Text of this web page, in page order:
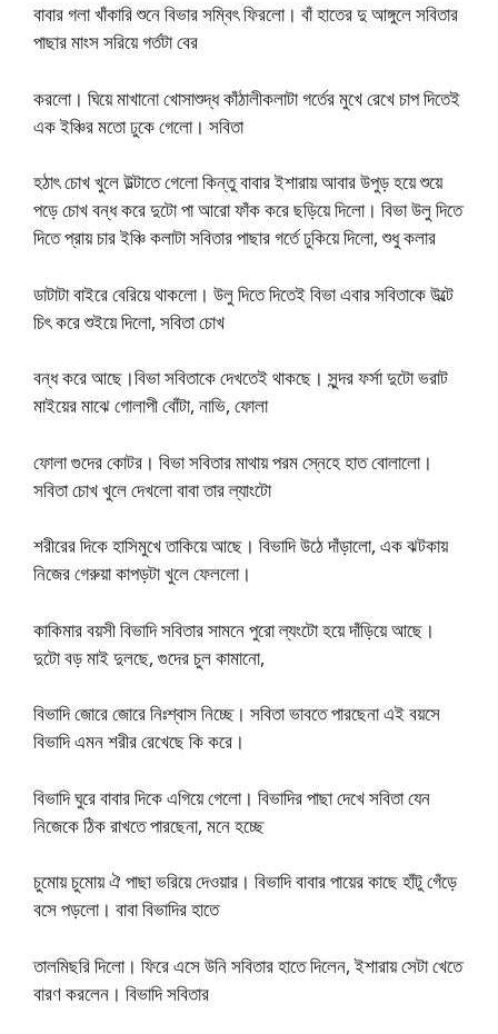
বাবার গলা খাঁকারি শুনে বিভার সম্বিৎ ফিরলো। বাঁ হাতের দু আঙ্গুলে সবিতার
পাছার মাংস সরিয়ে গর্তটা বের
করলো। ঘিয়ে মাখানো খোসাশুদ্ধ কাঁঠালীকলাটা গর্তের মুখে রেখে চাপ দিতেই
এক ইঞ্চির মতো ঢুকে গেলো। সবিতা
হঠাৎ চোখ খুলে উল্টাতে গেলো কিন্তু বাবার ইশারায় আবার উপুড় হয়ে শুয়ে
পড়ে চোখ বন্ধ করে দুটো পা আরো ফাঁক করে ছড়িয়ে দিলো। বিভা উলু দিতে
দিতে প্রায় চার ইঞ্চি কলাটা সবিতার পাছার গর্তে ঢুকিয়ে দিলো, শুধু কলার
ডাটাটা বাইরে বেরিয়ে থাকলো। উলু দিতে দিতেই বিভা এবার সবিতাকে উল্টে
চিৎ করে শুইয়ে দিলো, সবিতা চোখ
বন্ধ করে আছে।বিভা সবিতাকে দেখতেই থাকছে। সুন্দর ফর্সা দুটো ভরাট
মাইয়ের মাঝে গোলাপী বোঁটা, নাভি, ফোলা
ফোলা গুদের কোটর। বিভা সবিতার মাথায় পরম স্নেহে হাত বোলালো।
সবিতা চোখ খুলে দেখলো বাবা তার ল্যাংটো
শরীরের দিকে হাসিমুখে তাকিয়ে আছে। বিভাদি উঠে দাঁড়ালো, এক ঝটকায়
নিজের গেরুয়া কাপড়টা খুলে ফেললো।
কাকিমার বয়সী বিভাদি সবিতার সামনে পুরো ল্যংটো হয়ে দাঁড়িয়ে আছে।
দুটো বড় মাই দুলছে, গুদের চুল কামানো,
বিভাদি জোরে জোরে নিঃশ্বাস নিচ্ছে। সবিতা ভাবতে পারছেনা এই বয়সে
বিভাদি এমন শরীর রেখেছে কি করে।
বিভাদি ঘুরে বাবার দিকে এগিয়ে গেলো। বিভাদির পাছা দেখে সবিতা যেন
নিজেকে ঠিক রাখতে পারছেনা, মনে হচ্ছে
চুমোয় চুমোয় ঐ পাছা ভরিয়ে দেওয়ার। বিভাদি বাবার পায়ের কাছে হাঁটু গেঁড়ে
বসে পড়লো। বাবা বিভাদির হাতে
তালমিছরি দিলো। ফিরে এসে উনি সবিতার হাতে দিলেন, ইশারায় সেটা খেতে
বারণ করলেন। বিভাদি সবিতার